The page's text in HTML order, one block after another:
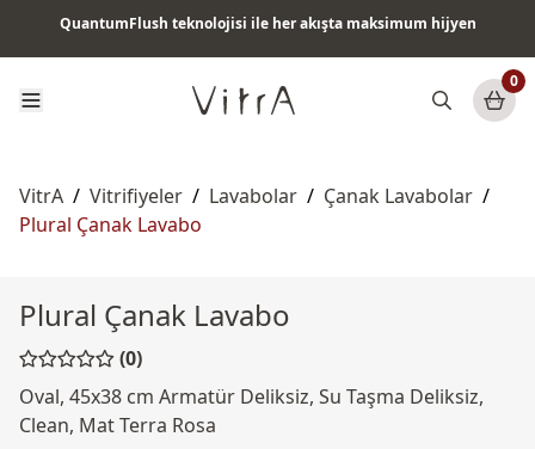
QuantumFlush teknolojisi ile her akışta maksimum hijyen
0
VitrA / Vitrifiyeler / Lavabolar / Çanak Lavabolar /
Plural Çanak Lavabo
Plural Çanak Lavabo
(0)
Oval, 45x38 cm Armatür Deliksiz, Su Taşma Deliksiz,
Clean, Mat Terra Rosa